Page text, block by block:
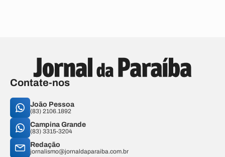
Contate-nos
João Pessoa
(83) 2106.1892
Campina Grande
(83) 3315-3204
Redação
jornalismo@jornaldaparaiba.com.br